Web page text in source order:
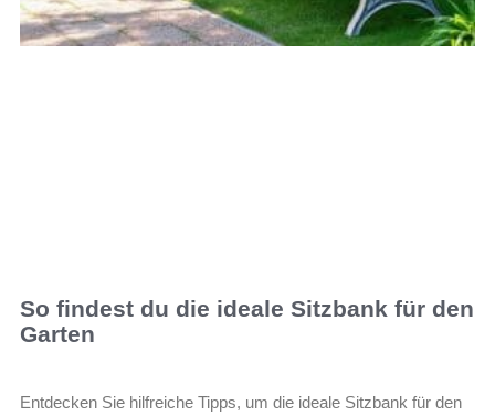
So findest du die ideale Sitzbank für den
Garten
Entdecken Sie hilfreiche Tipps, um die ideale Sitzbank für den